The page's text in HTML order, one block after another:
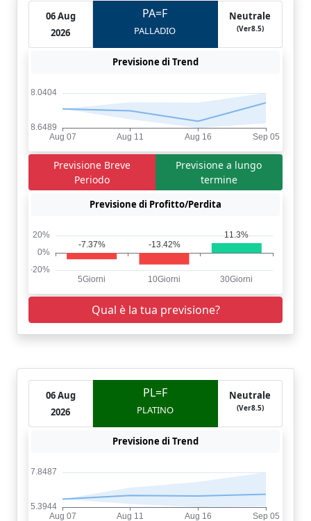
06 Aug
2026
PA=F
PALLADIO
Neutrale
(Ver8.5)
Previsione di Trend
Previsione Breve
Periodo
Previsione a lungo
termine
Previsione di Profitto/Perdita
Qual è la tua previsione?
06 Aug
2026
PL=F
PLATINO
Neutrale
(Ver8.5)
Previsione di Trend